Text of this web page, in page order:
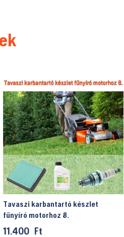
Tavaszi karbantartó készlet
fűnyíró motorhoz 8.
11.400 Ft